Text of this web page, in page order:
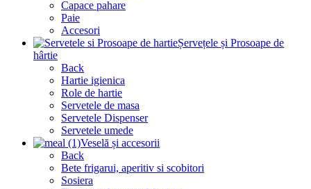
Capace pahare
Paie
Accesori
Șervețele și Prosoape de
hârtie
Back
Hartie igienica
Role de hartie
Servetele de masa
Servetele Dispenser
Servetele umede
Veselă și accesorii
Back
Bete frigarui, aperitiv si scobitori
Sosiera